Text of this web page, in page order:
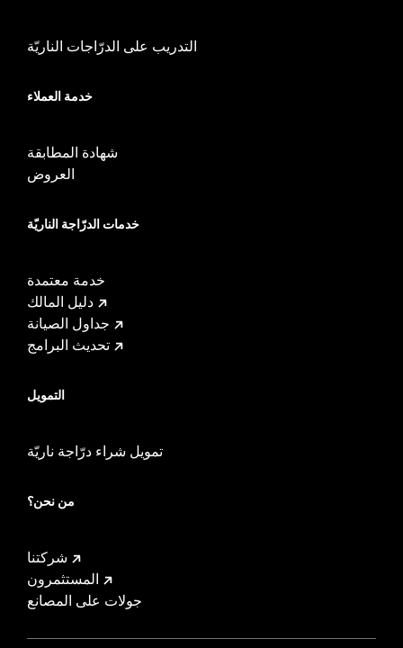
WARRANTY:,,,,,,,,,,,,,,,,,,,,,,,,,,,,,,,,,,,,,,,,,,,,,,,,,,,,,,,,,,,,,,,
التدريب على الدرّاجات الناريّة
خدمة العملاء
شهادة المطابقة
العروض
خدمات الدرّاجة الناريّة
خدمة معتمدة
دليل المالك
جداول الصيانة
تحديث البرامج
التمويل
تمويل شراء درّاجة ناريّة
من نحن؟
شركتنا
المستثمرون
جولات على المصانع